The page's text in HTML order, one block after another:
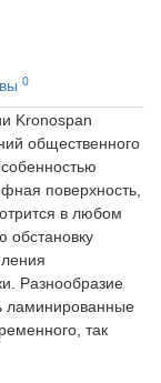
0
Kronospan
общественного
поверхность,
в любом
обстановку
Разнообразие
ламинированные
так